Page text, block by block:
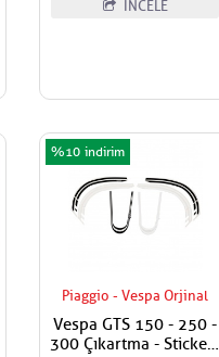
İNCELE
Piaggio - Vespa Orjinal
Vespa GTS 150 - 250 -
300 Çıkartma - Stickers
%10